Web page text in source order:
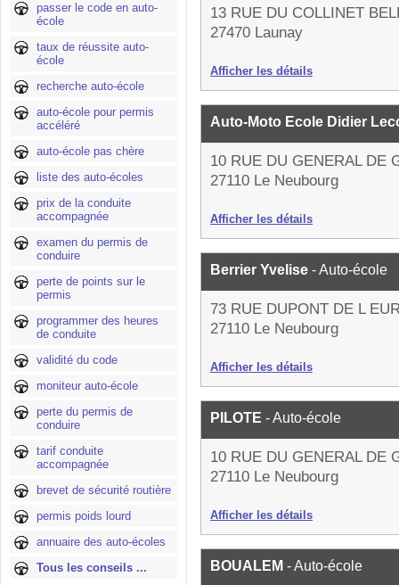
passer le code en auto-
école
taux de réussite auto-
école
recherche auto-école
auto-école pour permis
accéléré
auto-école pas chère
liste des auto-écoles
prix de la conduite
accompagnée
examen du permis de
conduire
perte de points sur le
permis
programmer des heures
de conduite
validité du code
moniteur auto-école
perte du permis de
conduire
tarif conduite
accompagnée
brevet de sécurité routière
permis poids lourd
annuaire des auto-écoles
Tous les conseils ...
13 RUE DU COLLINET
27470 Launay
Afficher les détails
Auto-Moto Ecole Didier
10 RUE DU GENERAL DE
27110 Le Neubourg
Afficher les détails
Berrier Yvelise - Auto-école
73 RUE DUPONT DE L
27110 Le Neubourg
Afficher les détails
PILOTE - Auto-école
10 RUE DU GENERAL DE
27110 Le Neubourg
Afficher les détails
BOUALEM - Auto-école